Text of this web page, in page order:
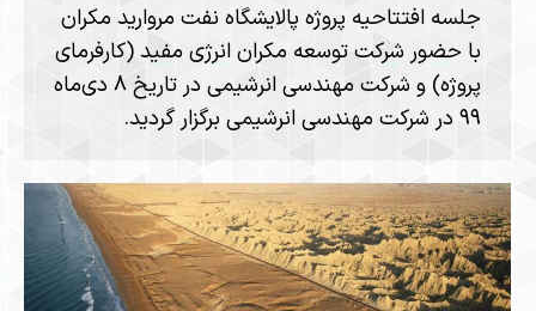
جلسه‌ افتتاحیه پروژه پالایشگاه نفت مروارید مکران
با حضور شرکت توسعه مکران انرژی مفید (کارفرمای
پروژه) و شرکت مهندسی انرشیمی در تاریخ ۸ دی‌ماه
۹۹ در شرکت مهندسی انرشیمی برگزار گردید.